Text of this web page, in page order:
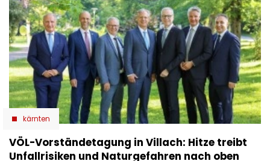
kärnten
VÖL-Vorständetagung in Villach: Hitze treibt
Unfallrisiken und Naturgefahren nach oben